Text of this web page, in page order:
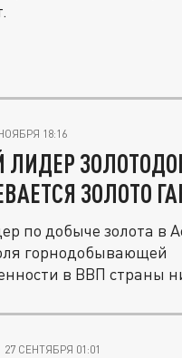
18:16
ЛИДЕР
ЗОЛОТО
по добыче золота в
горнодобывающей
в ВВП страны
27 СЕНТЯБРЯ 01:01